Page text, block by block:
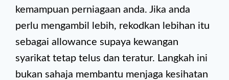
kemampuan perniagaan anda. Jika anda
perlu mengambil lebih, rekodkan lebihan itu
sebagai allowance supaya kewangan
syarikat tetap telus dan teratur. Langkah ini
bukan sahaja membantu menjaga kesihatan